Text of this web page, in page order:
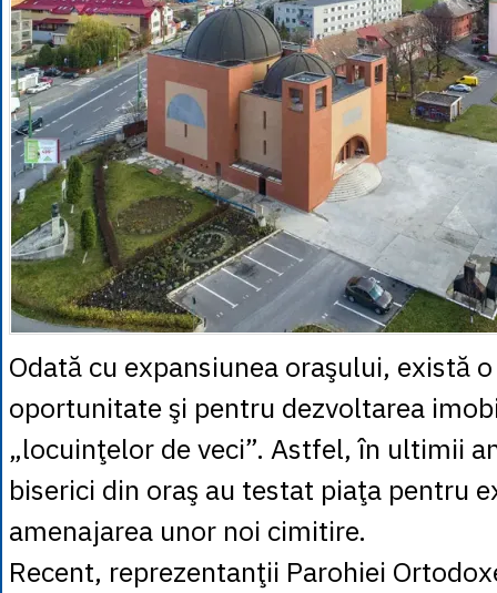
Odată cu expansiunea oraşului, există
oportunitate şi pentru dezvoltarea
„locuinţelor de veci”. Astfel, în ultimii
biserici din oraş au testat piaţa pentru
amenajarea unor noi cimitire.
Recent, reprezentanţii Parohiei